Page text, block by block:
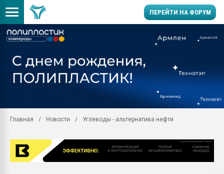
ПЕРЕЙТИ НА ФОРУМ
заводу пластмасс"
Помощь в подборе
Вакуум-формовочные
ближайшее
Главная Новости Углеводы - альтернатива нефти